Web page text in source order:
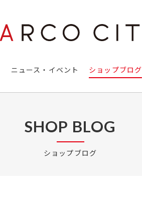
ニュース・イベント ショップブログ
SHOP BLOG
ショップブログ